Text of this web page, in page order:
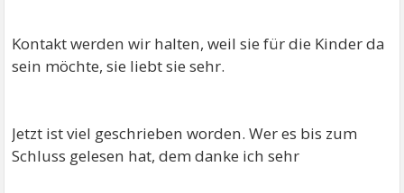
Kontakt werden wir halten, weil sie für die Kinder da
sein möchte, sie liebt sie sehr.
Jetzt ist viel geschrieben worden. Wer es bis zum
Schluss gelesen hat, dem danke ich sehr